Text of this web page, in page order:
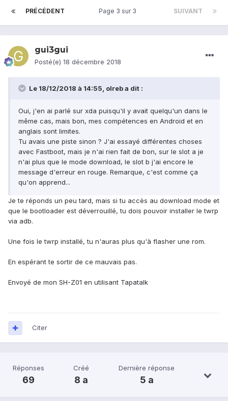
PRÉCÉDENT SUIVANT
Page 3 sur 3
gui3gui
Posté(e) 18 décembre 2018
Le 18/12/2018 à 14:55, olreba dit :
Oui, j'en ai parlé sur xda puisqu'il y avait quelqu'un dans le
même cas, mais bon, mes compétences en Android et en
anglais sont limites.
Tu avais une piste sinon ? J'ai essayé différentes choses
avec Fastboot, mais je n'ai rien fait de bon, sur le slot a je
n'ai plus que le mode download, le slot b j'ai encore le
message d'erreur en rouge. Remarque, c'est comme ça
qu'on apprend...
Je te réponds un peu tard, mais si tu accès au download mode et
que le bootloader est déverrouillé, tu dois pouvoir installer le twrp
via adb.
Une fois le twrp installé, tu n'auras plus qu'à flasher une rom.
En espérant te sortir de ce mauvais pas.
Envoyé de mon SH-Z01 en utilisant Tapatalk
Citer
Réponses
69
Créé
8 a
Dernière réponse
5 a